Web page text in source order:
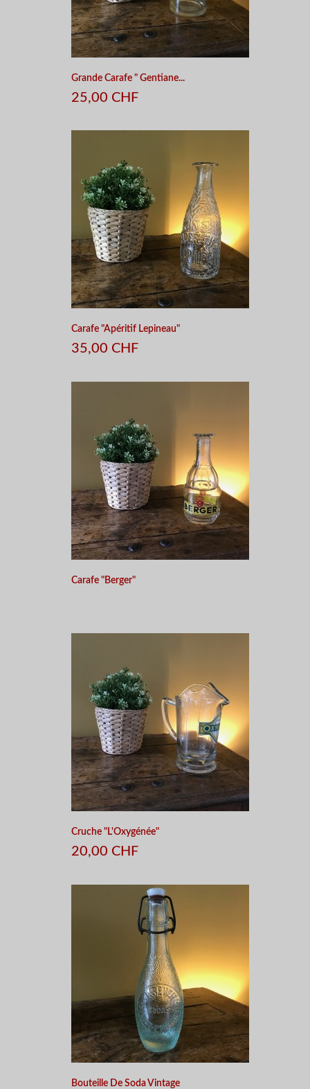
Grande Carafe " Gentiane...
25,00 CHF
Carafe "Apéritif Lepineau"
35,00 CHF
Carafe "Berger"
Cruche "L'Oxygénée"
20,00 CHF
Bouteille De Soda Vintage